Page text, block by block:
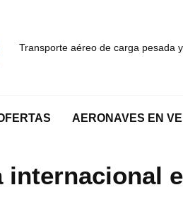
Transporte aéreo de carga pesada
AERONAVES EN
internacional